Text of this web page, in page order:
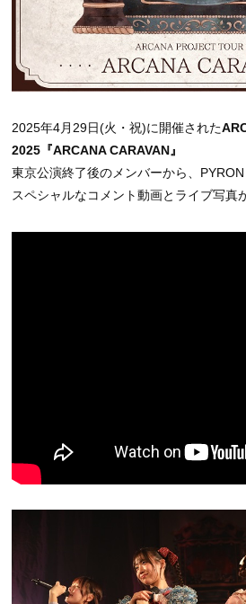
2025年4月29日(火・祝)に開催された
2025『ARCANA CARAVAN』
東京公演終了後のメンバーから、
スペシャルなコメント動画とライブ写真